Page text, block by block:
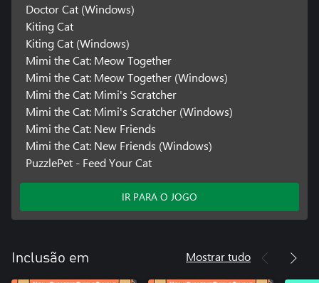
Doctor Cat (Windows)
Kiting Cat
Kiting Cat (Windows)
Mimi the Cat: Meow Together
Mimi the Cat: Meow Together (Windows)
Mimi the Cat: Mimi's Scratcher
Mimi the Cat: Mimi's Scratcher (Windows)
Mimi the Cat: New Friends
Mimi the Cat: New Friends (Windows)
PuzzlePet - Feed Your Cat
IR PARA O JOGO
Inclusão em Mostrar tudo